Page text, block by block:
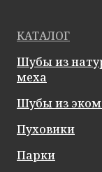
КАТАЛОГ
Шубы из
меха
Шубы из
Пуховики
Парки